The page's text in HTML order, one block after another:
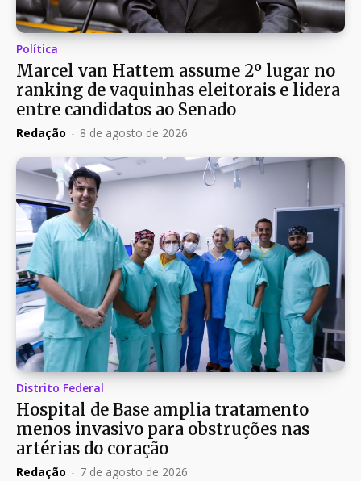
Política
Marcel van Hattem assume 2º lugar no
ranking de vaquinhas eleitorais e lidera
entre candidatos ao Senado
Redação - 8 de agosto de 2026
Distrito Federal
Hospital de Base amplia tratamento
menos invasivo para obstruções nas
artérias do coração
Redação - 7 de agosto de 2026